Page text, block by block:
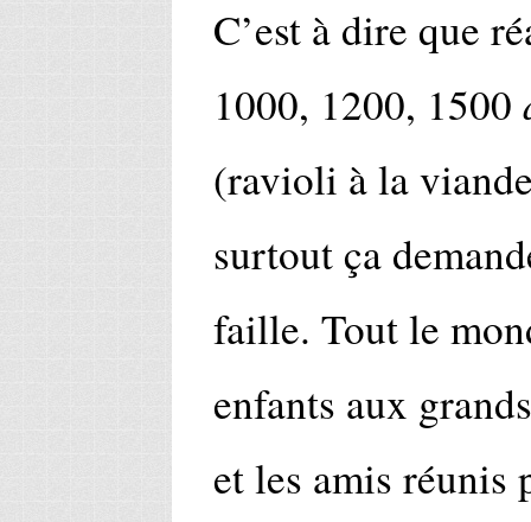
C’est à dire que
1000, 1200, 1500
(ravioli à la
surtout ça
faille. Tout le
enfants aux
et les amis réunis